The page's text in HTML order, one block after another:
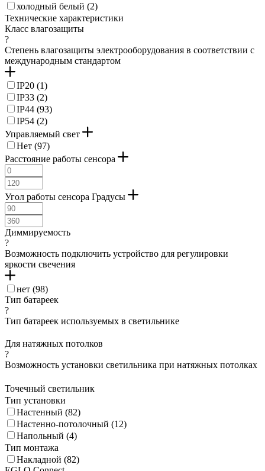
холодный белый (2)
Технические характеристики
Класс влагозащиты
?
Степень влагозащиты электрооборудования в соответствии с
международным стандартом
IP20 (1)
IP33 (2)
IP44 (93)
IP54 (2)
Управляемый свет
Нет (97)
Расстояние работы сенсора
Угол работы сенсора Градусы
Диммируемость
?
Возможность подключить устройство для регулировки
яркости свечения
нет (98)
Тип батареек
?
Тип батареек используемых в светильнике
Для натяжных потолков
?
Возможность установки светильника при натяжных потолках
Точечный светильник
Тип установки
Настенный (82)
Настенно-потолочный (12)
Напольный (4)
Тип монтажа
Накладной (82)